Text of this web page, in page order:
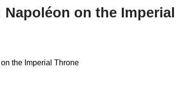
Napoléon on the Imperial